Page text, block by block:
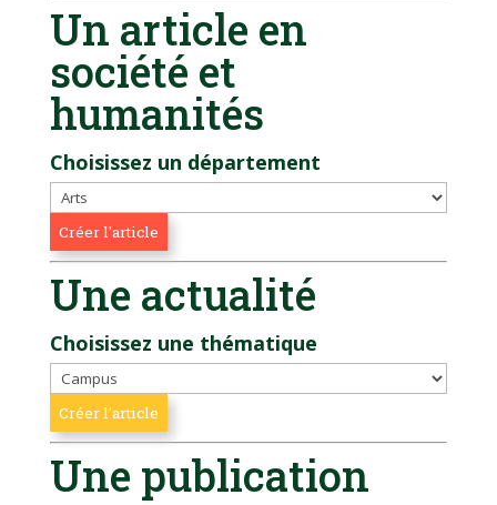
Un article en
société et
humanités
Choisissez un département
Une actualité
Choisissez une thématique
Une publication